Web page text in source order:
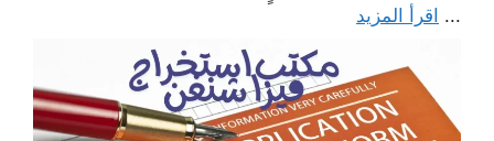
... اقرأ المزيد